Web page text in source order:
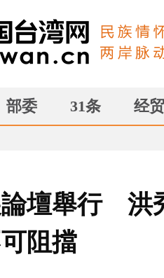
部委 31条 经贸
論壇舉行 洪
阻擋